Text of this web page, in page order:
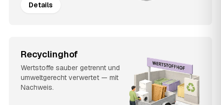
Details
Recyclinghof
Wertstoffe sauber getrennt und
umweltgerecht verwertet — mit
Nachweis.